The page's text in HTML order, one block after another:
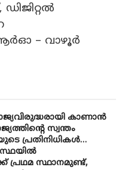
– വാഴൂർ
കാണാൻ
സ്വന്തം
പ്രതിനിധികൾ…
പ്രഥമ സ്ഥാനമുണ്ട്,